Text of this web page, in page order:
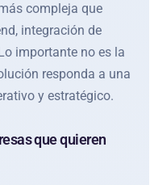
compleja que
integración de
importante no es la
responda a una
y estratégico.
que quieren